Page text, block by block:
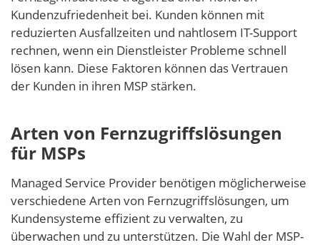
Kundenzufriedenheit bei. Kunden können mit
reduzierten Ausfallzeiten und nahtlosem IT-Support
rechnen, wenn ein Dienstleister Probleme schnell
lösen kann. Diese Faktoren können das Vertrauen
der Kunden in ihren MSP stärken.
Arten von Fernzugriffslösungen
für MSPs
Managed Service Provider benötigen möglicherweise
verschiedene Arten von Fernzugriffslösungen, um
Kundensysteme effizient zu verwalten, zu
überwachen und zu unterstützen. Die Wahl der MSP-